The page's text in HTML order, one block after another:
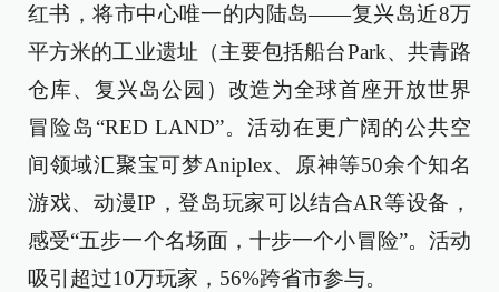
红书，将市中心唯一的内陆岛——复兴岛近8万
平方米的工业遗址（主要包括船台Park、共青路
仓库、复兴岛公园）改造为全球首座开放世界
冒险岛“RED LAND”。活动在更广阔的公共空
间领域汇聚宝可梦Aniplex、原神等50余个知名
游戏、动漫IP，登岛玩家可以结合AR等设备，
感受“五步一个名场面，十步一个小冒险”。活动
吸引超过10万玩家，56%跨省市参与。